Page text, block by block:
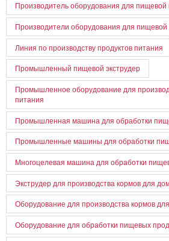
Производитель оборудования для
Производители оборудования для
Линия по производству продуктов питания
Промышленный пищевой экструдер
Промышленное оборудование для
питания
Промышленная машина для обработки
Промышленные машины для обработки
Многоцелевая машина для обработки
Экструдер для производства кормов для
Оборудование для производства кормов
Оборудование для обработки пищевых